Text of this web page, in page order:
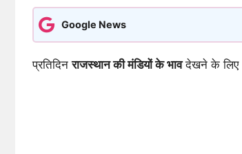
Google News
प्रतिदिनराजस्थान की मंडियों के भावदेखने के लिए